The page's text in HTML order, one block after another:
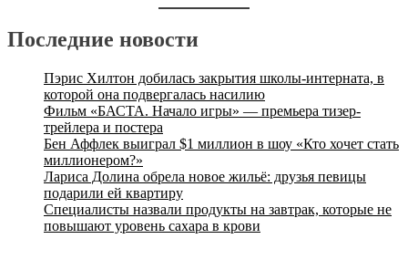
Последние новости
Пэрис Хилтон добилась закрытия школы-интерната, в
которой она подвергалась насилию
Фильм «БАСТА. Начало игры» — премьера тизер-
трейлера и постера
Бен Аффлек выиграл $1 миллион в шоу «Кто хочет стать
миллионером?»
Лариса Долина обрела новое жильё: друзья певицы
подарили ей квартиру
Специалисты назвали продукты на завтрак, которые не
повышают уровень сахара в крови